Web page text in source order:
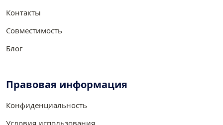
Контакты
Совместимость
Блог
Правовая информация
Конфиденциальность
Условия использования